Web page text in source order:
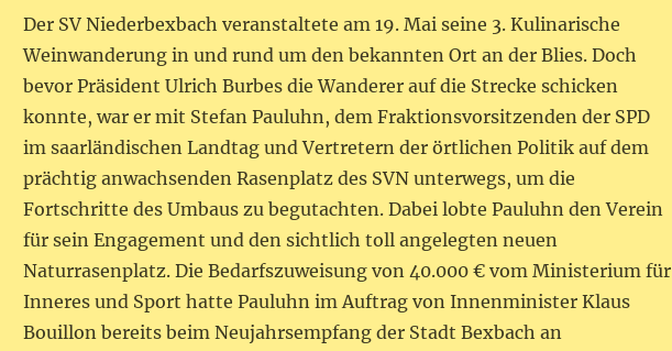
Der SV Niederbexbach veranstaltete am 19. Mai seine 3. Kulinarische
Weinwanderung in und rund um den bekannten Ort an der Blies. Doch
bevor Präsident Ulrich Burbes die Wanderer auf die Strecke schicken
konnte, war er mit Stefan Pauluhn, dem Fraktionsvorsitzenden der SPD
im saarländischen Landtag und Vertretern der örtlichen Politik auf dem
prächtig anwachsenden Rasenplatz des SVN unterwegs, um die
Fortschritte des Umbaus zu begutachten. Dabei lobte Pauluhn den Verein
für sein Engagement und den sichtlich toll angelegten neuen
Naturrasenplatz. Die Bedarfszuweisung von 40.000 € vom Ministerium für
Inneres und Sport hatte Pauluhn im Auftrag von Innenminister Klaus
Bouillon bereits beim Neujahrsempfang der Stadt Bexbach an